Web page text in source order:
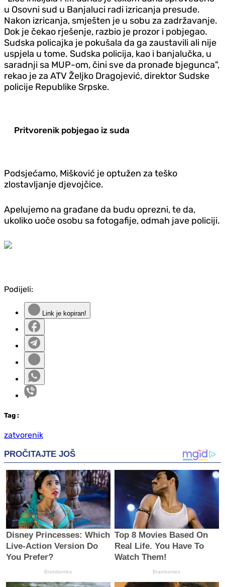
u Osovni sud u Banjaluci radi izricanja presude.
Nakon izricanja, smješten je u sobu za zadržavanje.
Dok je čekao rješenje, razbio je prozor i pobjegao.
Sudska policajka je pokušala da ga zaustavili ali nije
uspjela u tome. Sudska policija, kao i banjalučka, u
saradnji sa MUP-om, čini sve da pronađe bjegunca",
rekao je za ATV Željko Dragojević, direktor Sudske
policije Republike Srpske.
Pritvorenik pobjegao iz suda
Podsjećamo, Mišković je optužen za teško
zlostavljanje djevojčice.
Apelujemo na građane da budu oprezni, te da,
ukoliko uoče osobu sa fotogafije, odmah jave policiji.
Podijeli:
Link je kopiran!
Tag :
zatvorenik